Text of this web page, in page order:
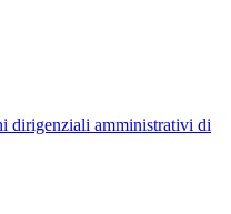
dirigenziali amministrativi di